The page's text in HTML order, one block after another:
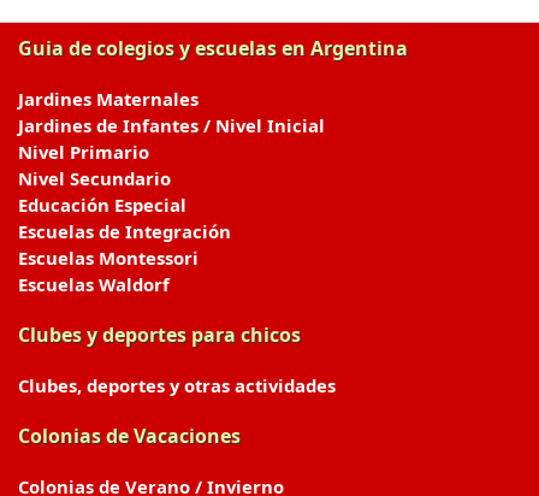
Guia de colegios y escuelas en Argentina
Jardines Maternales
Jardines de Infantes / Nivel Inicial
Nivel Primario
Nivel Secundario
Educación Especial
Escuelas de Integración
Escuelas Montessori
Escuelas Waldorf
Clubes y deportes para chicos
Clubes, deportes y otras actividades
Colonias de Vacaciones
Colonias de Verano / Invierno